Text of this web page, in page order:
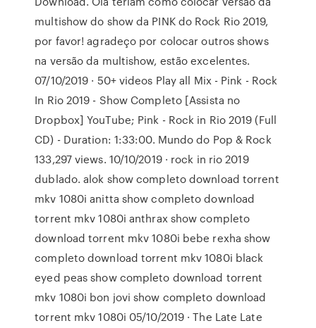
multishow do show da PINK do Rock Rio 2019,
por favor! agradeço por colocar outros shows
na versão da multishow, estão excelentes.
07/10/2019 · 50+ videos Play all Mix - Pink - Rock
In Rio 2019 - Show Completo [Assista no
Dropbox] YouTube; Pink - Rock in Rio 2019 (Full
CD) - Duration: 1:33:00. Mundo do Pop & Rock
133,297 views. 10/10/2019 · rock in rio 2019
dublado. alok show completo download torrent
mkv 1080i anitta show completo download
torrent mkv 1080i anthrax show completo
download torrent mkv 1080i bebe rexha show
completo download torrent mkv 1080i black
eyed peas show completo download torrent
mkv 1080i bon jovi show completo download
torrent mkv 1080i 05/10/2019 · The Late Late